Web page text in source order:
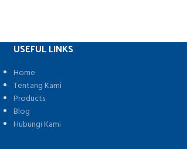
USEFUL LINKS
Home
Tentang Kami
Products
Blog
Hubungi Kami